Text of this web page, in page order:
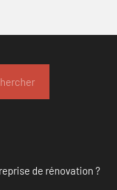
de rénovation ?